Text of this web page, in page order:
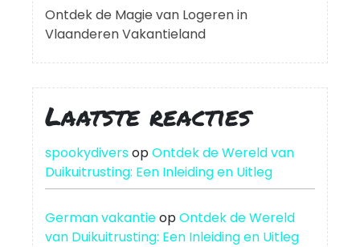
Ontdek de Magie van Logeren in
Vlaanderen Vakantieland
Laatste reacties
spookydiversopOntdek de Wereld van
Duikuitrusting: Een Inleiding en Uitleg
German vakantieopOntdek de Wereld
van Duikuitrusting: Een Inleiding en Uitleg